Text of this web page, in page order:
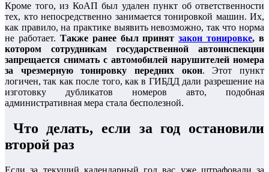
Кроме того, из КоАП был удален пункт об ответственности
тех, кто непосредственно занимается тонировкой машин. Их,
как правило, на практике выявить невозможно, так что норма
не работает. Также ранее был принятзакон тонировке, в
котором сотрудникам государственной автоинспекции
запрещается снимать с автомобилей нарушителей номера
за чрезмерную тонировку передних окон. Этот пункт
логичен, так как после того, как в ГИБДД дали разрешение на
изготовку дубликатов номеров авто, подобная
административная мера стала бесполезной.
Что делать, если за год остановили
второй раз
Если за текущий календарный год вас уже штрафовали за